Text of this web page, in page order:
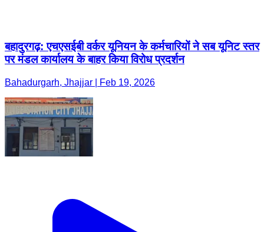
बहादुरगढ़: एचएसईबी वर्कर यूनियन के कर्मचारियों ने सब यूनिट स्तर
पर मंडल कार्यालय के बाहर किया विरोध प्रदर्शन
Bahadurgarh, Jhajjar | Feb 19, 2026